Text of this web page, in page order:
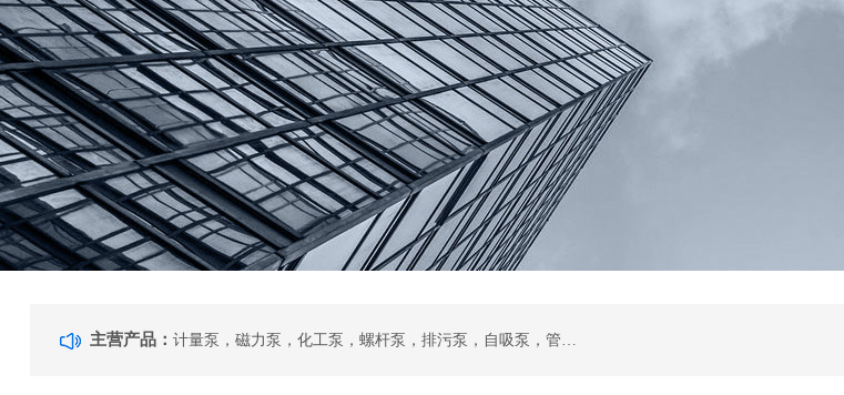
主营产品： 计量泵，磁力泵，化工泵，螺杆泵，排污泵，自吸泵，管道泵，多级泵，隔膜泵，齿轮油泵